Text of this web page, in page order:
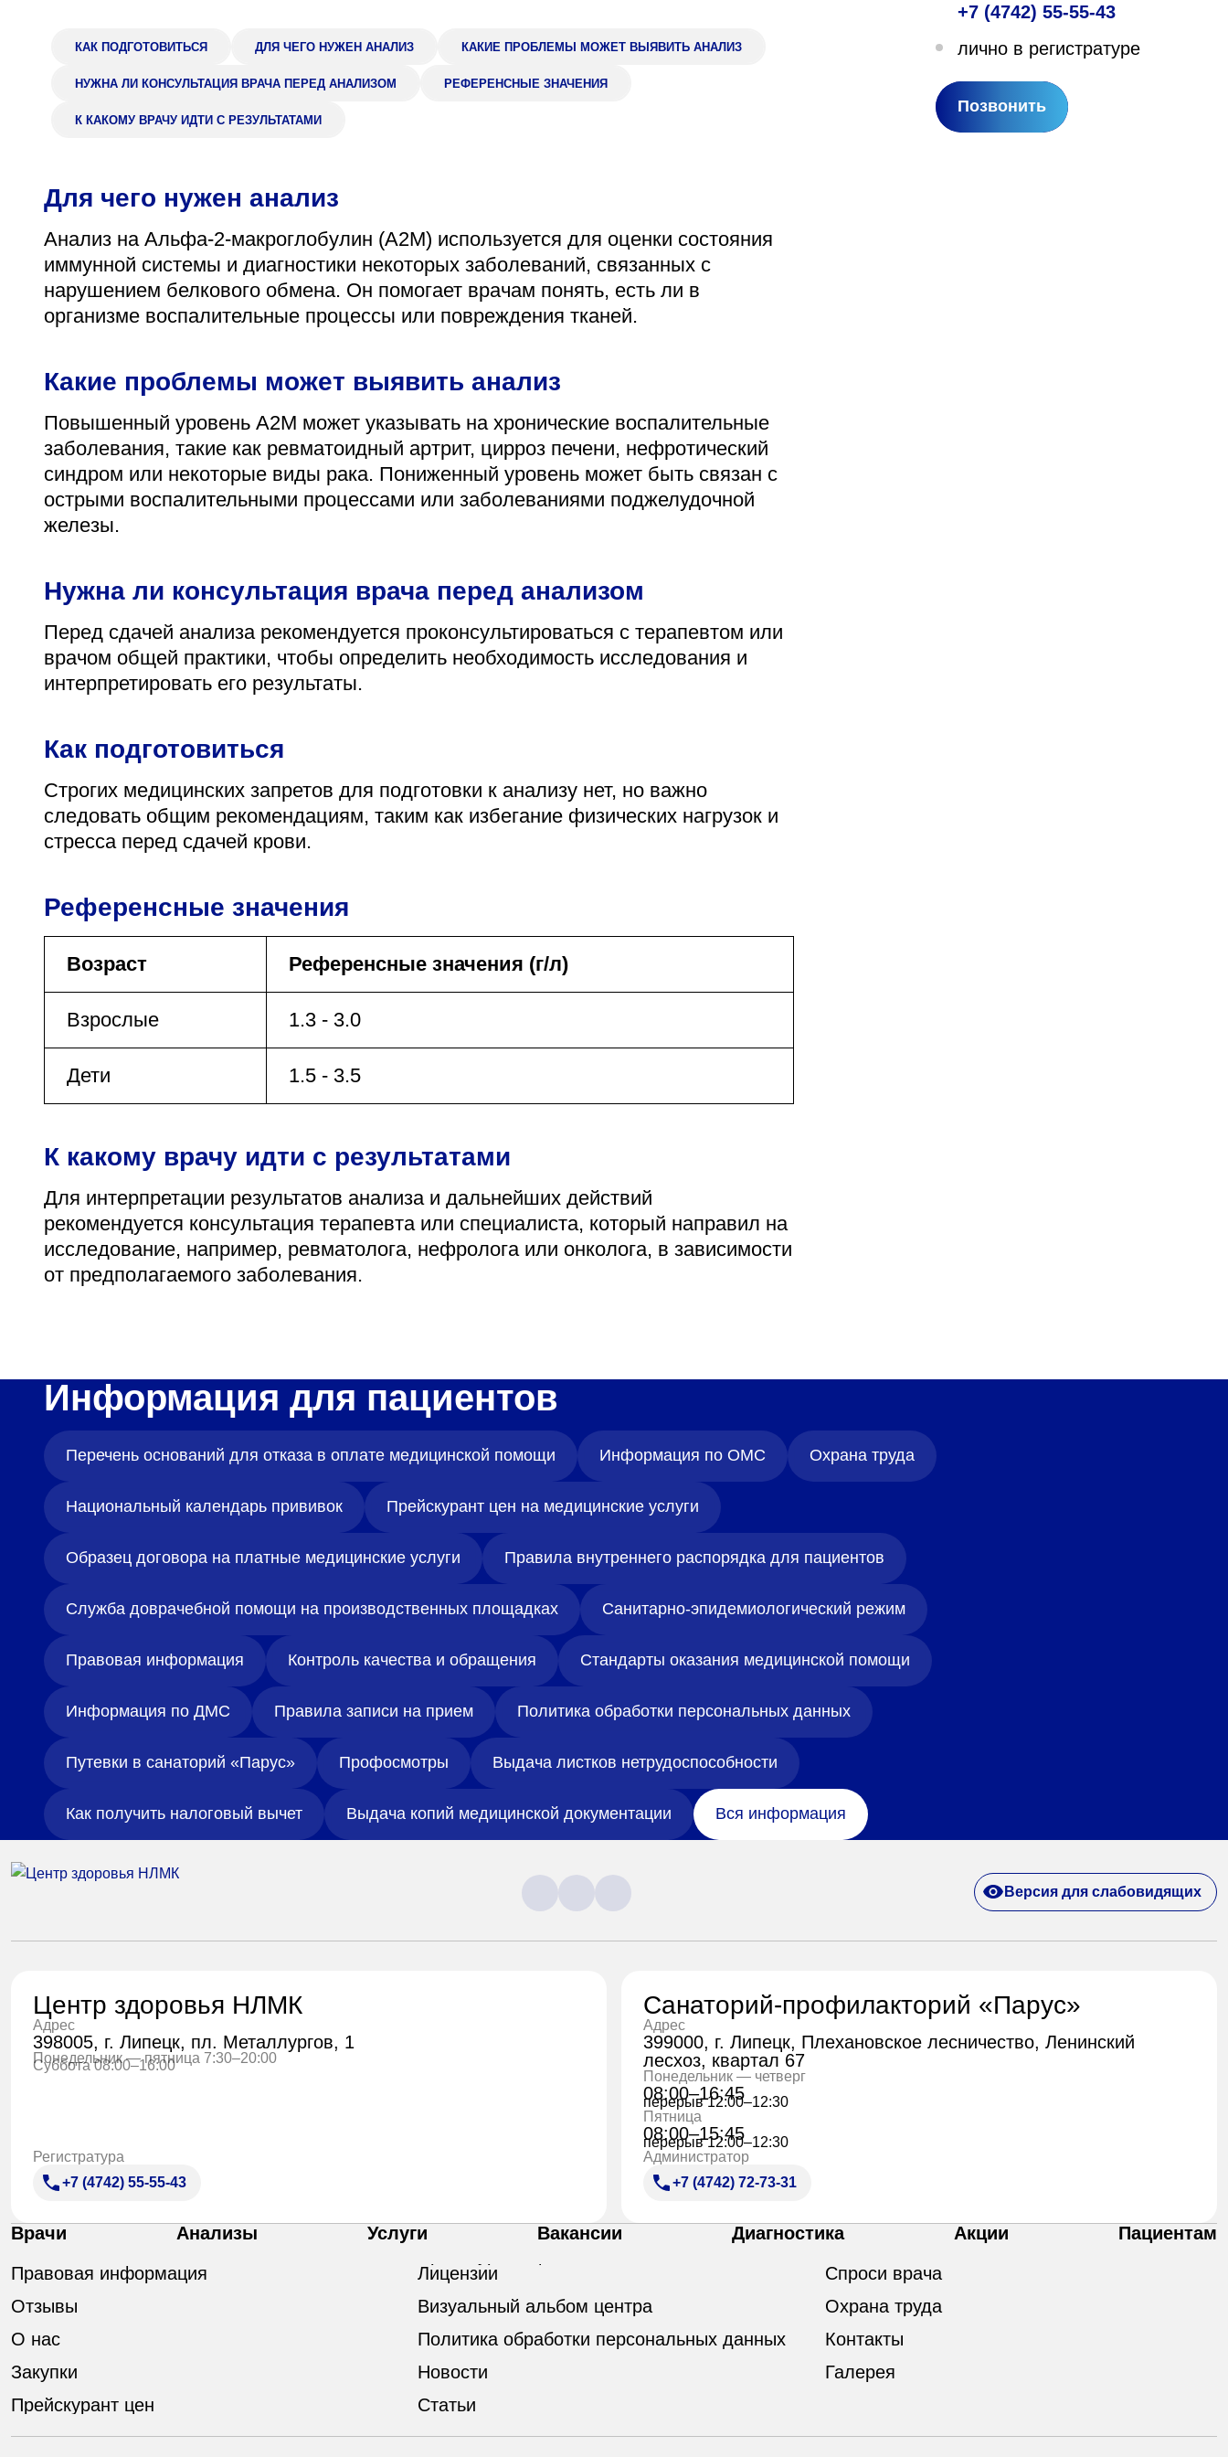
398005, г. Липецк, пл. Металлургов, 1
Регистратура
399000, г. Липецк, Плехановское лесничество,
КАК ПОДГОТОВИТЬСЯ ДЛЯ ЧЕГО НУЖЕН АНАЛИЗ КАКИЕ ПРОБЛЕМЫ МОЖЕТ ВЫЯВИТЬ АНАЛИЗ
НУЖНА ЛИ КОНСУЛЬТАЦИЯ ВРАЧА ПЕРЕД АНАЛИЗОМ РЕФЕРЕНСНЫЕ ЗНАЧЕНИЯ
К КАКОМУ ВРАЧУ ИДТИ С РЕЗУЛЬТАТАМИ
Для чего нужен анализ
Анализ на Альфа-2-макроглобулин (A2M) используется для оценки состояния
иммунной системы и диагностики некоторых заболеваний, связанных с
нарушением белкового обмена. Он помогает врачам понять, есть ли в
организме воспалительные процессы или повреждения тканей.
Какие проблемы может выявить анализ
Повышенный уровень A2M может указывать на хронические воспалительные
заболевания, такие как ревматоидный артрит, цирроз печени, нефротический
синдром или некоторые виды рака. Пониженный уровень может быть связан с
острыми воспалительными процессами или заболеваниями поджелудочной
железы.
Нужна ли консультация врача перед анализом
Перед сдачей анализа рекомендуется проконсультироваться с терапевтом или
врачом общей практики, чтобы определить необходимость исследования и
интерпретировать его результаты.
Как подготовиться
Строгих медицинских запретов для подготовки к анализу нет, но важно
следовать общим рекомендациям, таким как избегание физических нагрузок и
стресса перед сдачей крови.
Референсные значения
Возраст Референсные значения (г/л)
Взрослые 1.3 - 3.0
Дети 1.5 - 3.5
К какому врачу идти с результатами
Для интерпретации результатов анализа и дальнейших действий
рекомендуется консультация терапевта или специалиста, который направил на
исследование, например, ревматолога, нефролога или онколога, в зависимости
от предполагаемого заболевания.
+7 (4742) 55-55-43
лично в регистратуре
Позвонить
Информация для пациентов
Перечень оснований для отказа в оплате медицинской помощи Информация по ОМС Охрана труда
Национальный календарь прививок Прейскурант цен на медицинские услуги
Образец договора на платные медицинские услуги Правила внутреннего распорядка для пациентов
Служба доврачебной помощи на производственных площадках Санитарно-эпидемиологический режим
Правовая информация Контроль качества и обращения Стандарты оказания медицинской помощи
Информация по ДМС Правила записи на прием Политика обработки персональных данных
Путевки в санаторий «Парус» Профосмотры Выдача листков нетрудоспособности
Как получить налоговый вычет Выдача копий медицинской документации Вся информация
Версия для слабовидящих
Центр здоровья НЛМК
Адрес
398005, г. Липецк, пл. Металлургов, 1
Понедельник — пятница 7:30–20:00
Суббота 08:00–16:00
Регистратура
+7 (4742) 55-55-43
Санаторий-профилакторий «Парус»
Адрес
399000, г. Липецк, Плехановское лесничество, Ленинский
лесхоз, квартал 67
Понедельник — четверг
08:00–16:45
перерыв 12:00–12:30
Пятница
08:00–15:45
перерыв 12:00–12:30
Администратор
+7 (4742) 72-73-31
Врачи Анализы Услуги Вакансии Диагностика Акции
Пациентам
Правовая информация
Отзывы
О нас
Закупки
Прейскурант цен
Лицензии
Визуальный альбом центра
Политика обработки персональных данных
Новости
Статьи
Спроси врача
Охрана труда
Контакты
Галерея